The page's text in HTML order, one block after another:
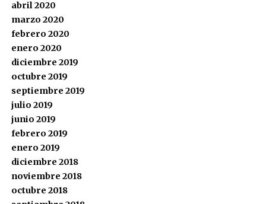
abril 2020
marzo 2020
febrero 2020
enero 2020
diciembre 2019
octubre 2019
septiembre 2019
julio 2019
junio 2019
febrero 2019
enero 2019
diciembre 2018
noviembre 2018
octubre 2018